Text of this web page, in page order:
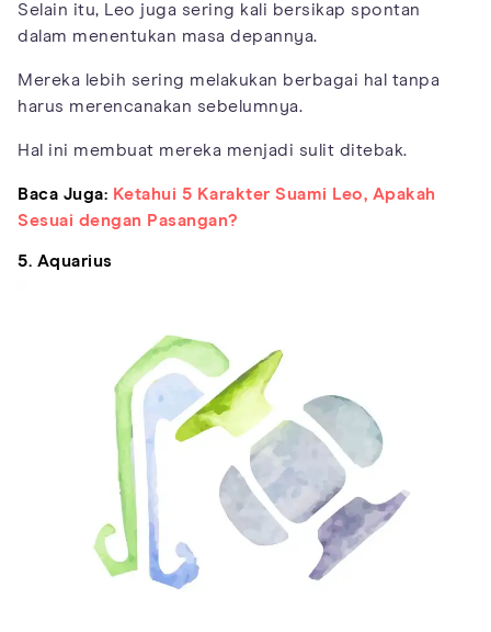
Selain itu, Leo juga sering kali bersikap spontan
dalam menentukan masa depannya.
Mereka lebih sering melakukan berbagai hal tanpa
harus merencanakan sebelumnya.
Hal ini membuat mereka menjadi sulit ditebak.
Baca Juga: Ketahui 5 Karakter Suami Leo, Apakah
Sesuai dengan Pasangan?
5. Aquarius